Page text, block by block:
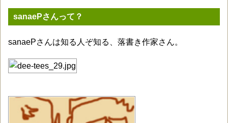
sanaePさんって？
sanaePさんは知る人ぞ知る、落書き作家さん。